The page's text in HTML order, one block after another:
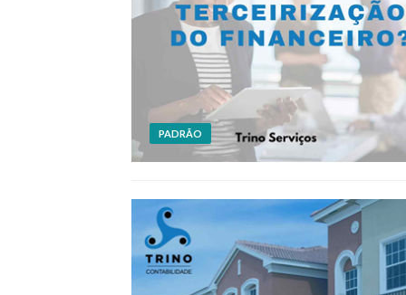
PADRÃO